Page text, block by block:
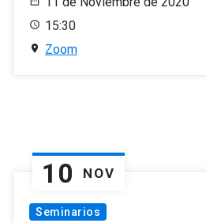
15:30
Zoom
10 NOV
Seminarios